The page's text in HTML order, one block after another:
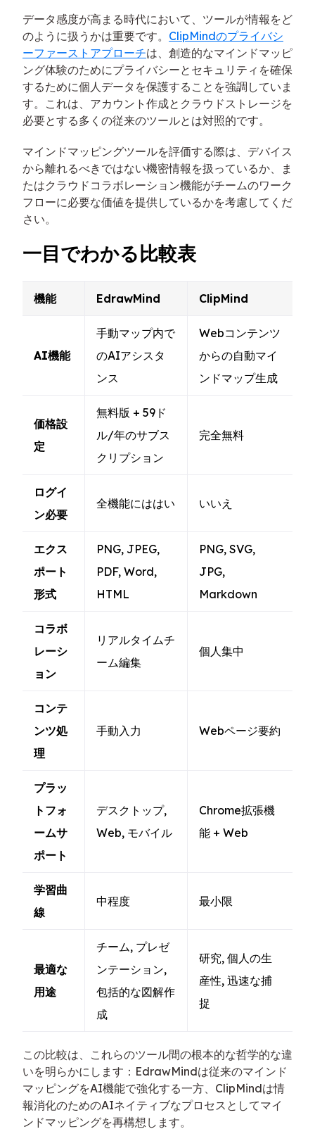
データ感度が高まる時代において、ツールが情報をど
のように扱うかは重要です。 ClipMindのプライバシ
ーファーストアプローチは、創造的なマインドマッピ
ング体験のためにプライバシーとセキュリティを確保
するために個人データを保護することを強調していま
す。これは、アカウント作成とクラウドストレージを
必要とする多くの従来のツールとは対照的です。
マインドマッピングツールを評価する際は、デバイス
から離れるべきではない機密情報を扱っているか、ま
たはクラウドコラボレーション機能がチームのワーク
フローに必要な価値を提供しているかを考慮してくだ
さい。
一目でわかる比較表
機能 EdrawMind ClipMind
AI機能
手動マップ内で
のAIアシスタ
ンス
Webコンテンツ
からの自動マイ
ンドマップ生成
価格設
定
無料版 + 59ド
ル/年のサブス
クリプション
完全無料
ログイ
ン必要
全機能にははい いいえ
エクス
ポート
形式
PNG, JPEG,
PDF, Word,
HTML
PNG, SVG,
JPG,
Markdown
コラボ
レーシ
ョン
リアルタイムチ
ーム編集
個人集中
コンテ
ンツ処
理
手動入力 Webページ要約
プラッ
トフォ
ームサ
ポート
デスクトップ,
Web, モバイル
Chrome拡張機
能 + Web
学習曲
線
中程度 最小限
最適な
用途
チーム, プレゼ
ンテーション,
包括的な図解作
成
研究, 個人の生
産性, 迅速な捕
捉
この比較は、これらのツール間の根本的な哲学的な違
いを明らかにします：EdrawMindは従来のマインド
マッピングをAI機能で強化する一方、ClipMindは情
報消化のためのAIネイティブなプロセスとしてマイ
ンドマッピングを再構想します。